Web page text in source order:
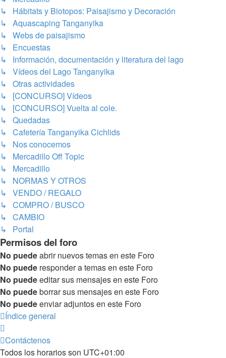
↳ Hábitats y Biotopos: Paisajismo y Decoración
↳ Aquascaping Tanganyika
↳ Webs de paisajismo
↳ Encuestas
↳ Información, documentación y literatura del lago
↳ Vídeos del Lago Tanganyika
↳ Otras actividades
↳ [CONCURSO] Vídeos
↳ [CONCURSO] Vuelta al cole.
↳ Quedadas
↳ Cafetería Tanganyika Cichlids
↳ Nos conocemos
↳ Mercadillo Off Topic
↳ Mercadillo
↳ NORMAS Y OTROS
↳ VENDO / REGALO
↳ COMPRO / BUSCO
↳ CAMBIO
↳ Portal
Permisos del foro
No puedeabrir nuevos temas en este Foro
No puede responder a temas en este Foro
No puedeeditar sus mensajes en este Foro
No puedeborrar sus mensajes en este Foro
No puedeenviar adjuntos en este Foro
Índice general
Contáctenos
Todos los horarios son UTC+01:00